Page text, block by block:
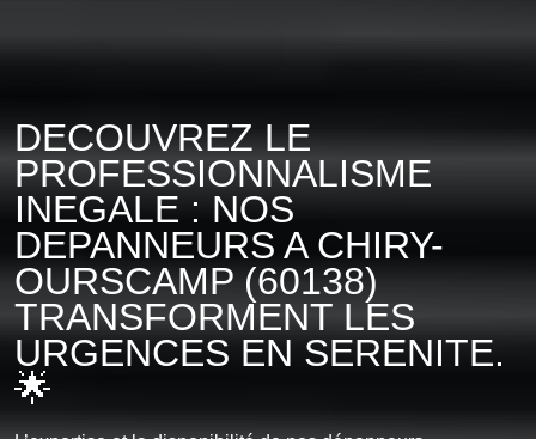
DECOUVREZ LE
PROFESSIONNALISME
INEGALE : NOS
DEPANNEURS A CHIRY-
OURSCAMP (60138)
TRANSFORMENT LES
URGENCES EN SERENITE.
🌟